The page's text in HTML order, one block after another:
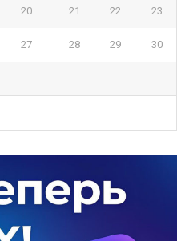
20 21 22 23
27 28 29 30